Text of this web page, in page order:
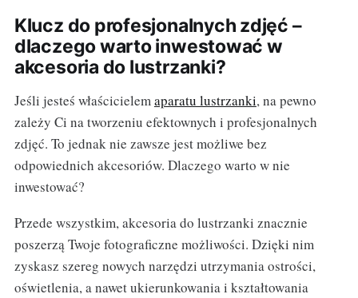
Klucz do profesjonalnych zdjęć –
dlaczego warto inwestować w
akcesoria do lustrzanki?
Jeśli jesteś właścicielemaparatu lustrzanki, na pewno
zależy Ci na tworzeniu efektownych i profesjonalnych
zdjęć. To jednak nie zawsze jest możliwe bez
odpowiednich akcesoriów. Dlaczego warto w nie
inwestować?
Przede wszystkim, akcesoria do lustrzanki znacznie
poszerzą Twoje fotograficzne możliwości. Dzięki nim
zyskasz szereg nowych narzędzi utrzymania ostrości,
oświetlenia, a nawet ukierunkowania i kształtowania